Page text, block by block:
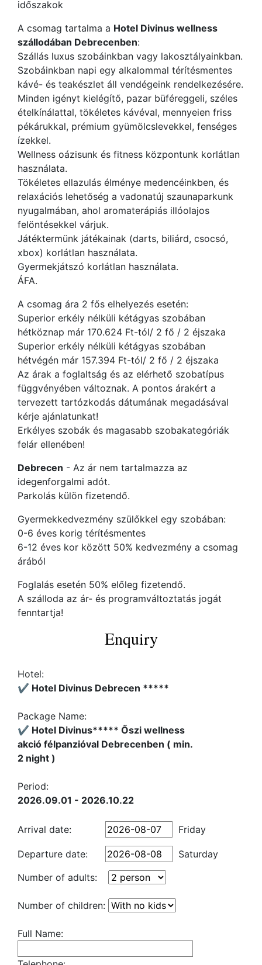
időszakok
A csomag tartalma a Hotel Divinus wellness
szállodában Debrecenben:
Szállás luxus szobáinkban vagy lakosztályainkban.
Szobáinkban napi egy alkalommal térítésmentes
kávé- és teakészlet áll vendégeink rendelkezésére.
Minden igényt kielégítő, pazar büféreggeli, széles
ételkínálattal, tökéletes kávéval, mennyeien friss
pékárukkal, prémium gyümölcslevekkel, fenséges
ízekkel.
Wellness oázisunk és fitness központunk korlátlan
használata.
Tökéletes ellazulás élménye medencéinkben, és
relaxációs lehetőség a vadonatúj szaunaparkunk
nyugalmában, ahol aromaterápiás illóolajos
felöntésekkel várjuk.
Játéktermünk játékainak (darts, biliárd, csocsó,
xbox) korlátlan használata.
Gyermekjátszó korlátlan használata.
ÁFA.
A csomag ára 2 fős elhelyezés esetén:
Superior erkély nélküli kétágyas szobában
hétköznap már 170.624 Ft-tól/ 2 fő / 2 éjszaka
Superior erkély nélküli kétágyas szobában
hétvégén már 157.394 Ft-tól/ 2 fő / 2 éjszaka
Az árak a foglaltság és az elérhető szobatípus
függvényében változnak. A pontos árakért a
tervezett tartózkodás dátumának megadásával
kérje ajánlatunkat!
Erkélyes szobák és magasabb szobakategóriák
felár ellenében!
Debrecen - Az ár nem tartalmazza az
idegenforgalmi adót.
Parkolás külön fizetendő.
Gyermekkedvezmény szülőkkel egy szobában:
0-6 éves korig térítésmentes
6-12 éves kor között 50% kedvezmény a csomag
árából
Foglalás esetén 50% előleg fizetendő.
A szálloda az ár- és programváltoztatás jogát
fenntartja!
Enquiry
Hotel:
✔️ Hotel Divinus Debrecen *****
Package Name:
✔️ Hotel Divinus***** Őszi wellness
akció félpanzióval Debrecenben ( min.
2 night )
Period:
2026.09.01 - 2026.10.22
Arrival date: Friday
Departure date:
Saturday
Number of adults:
Number of children:
Full Name: